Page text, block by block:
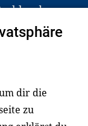
dabei.
wir eng
dir die
zu